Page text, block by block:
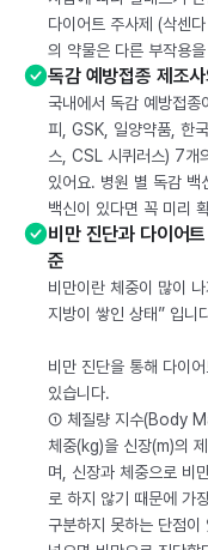
다이어트 주사제 (삭센
의 약물은 다른 부작용
독감 예방접종 제조
국내에서 독감 예방접
피, GSK, 일양약품, 한
스, CSL 시퀴러스) 7개
있어요. 병원 별 독감 백
백신이 있다면 꼭 미리
비만 진단과 다이어
준
비만이란 체중이 많이
지방이 쌓인 상태” 입니
비만 진단을 통해 다이
있습니다.
① 체질량 지수(Body
체중(kg)을 신장(m)의
며, 신장과 체중으로 비
로 하지 않기 때문에 가
구분하지 못하는 단점